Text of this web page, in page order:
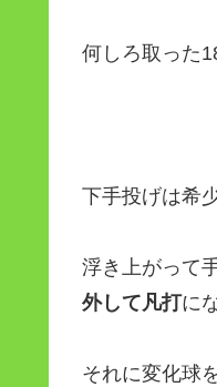
何しろ取った
下手投げは希
浮き上がって
外して凡打に
それに変化球